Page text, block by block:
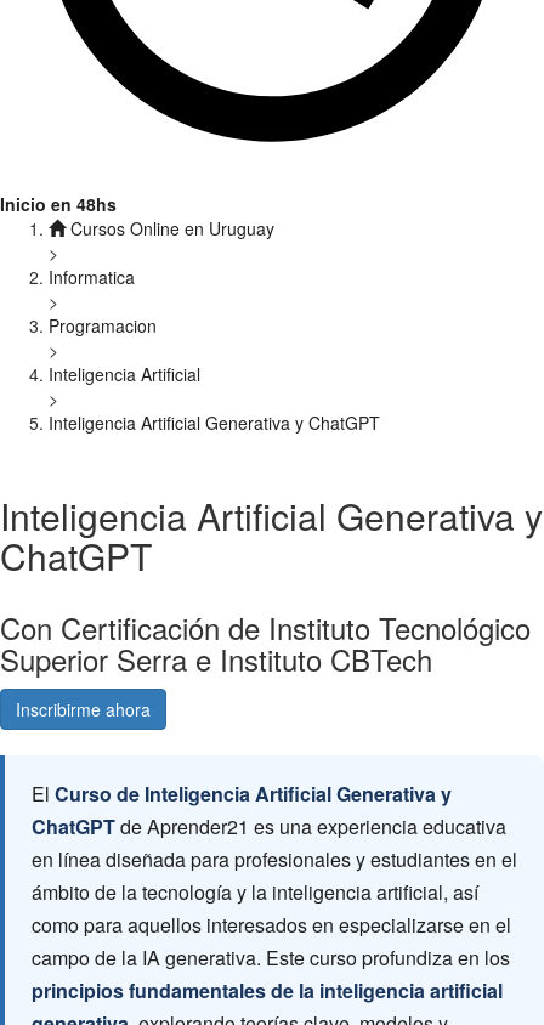
Inicio en 48hs
Cursos Online en Uruguay
>
Informatica
>
Programacion
>
Inteligencia Artificial
>
Inteligencia Artificial Generativa y ChatGPT
Inteligencia Artificial Generativa y
ChatGPT
Con Certificación de Instituto Tecnológico
Superior Serra e Instituto CBTech
Inscribirme ahora
El Curso de Inteligencia Artificial Generativa y
ChatGPTde Aprender21 es una experiencia educativa
en línea diseñada para profesionales y estudiantes en el
ámbito de la tecnología y la inteligencia artificial, así
como para aquellos interesados en especializarse en el
campo de la IA generativa. Este curso profundiza en los
principios fundamentales de la inteligencia artificial